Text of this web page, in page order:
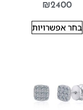
5.00
מתוך 5
₪2400
בחר אפשרויות